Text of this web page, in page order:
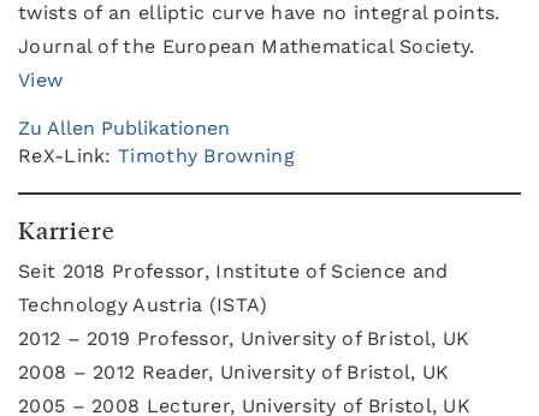
twists of an elliptic curve have no integral points.
Journal of the European Mathematical Society.
View
Zu Allen Publikationen
ReX-Link:Timothy Browning
Karriere
Seit 2018 Professor, Institute of Science and
Technology Austria (ISTA)
2012 – 2019 Professor, University of Bristol, UK
2008 – 2012 Reader, University of Bristol, UK
2005 – 2008 Lecturer, University of Bristol, UK